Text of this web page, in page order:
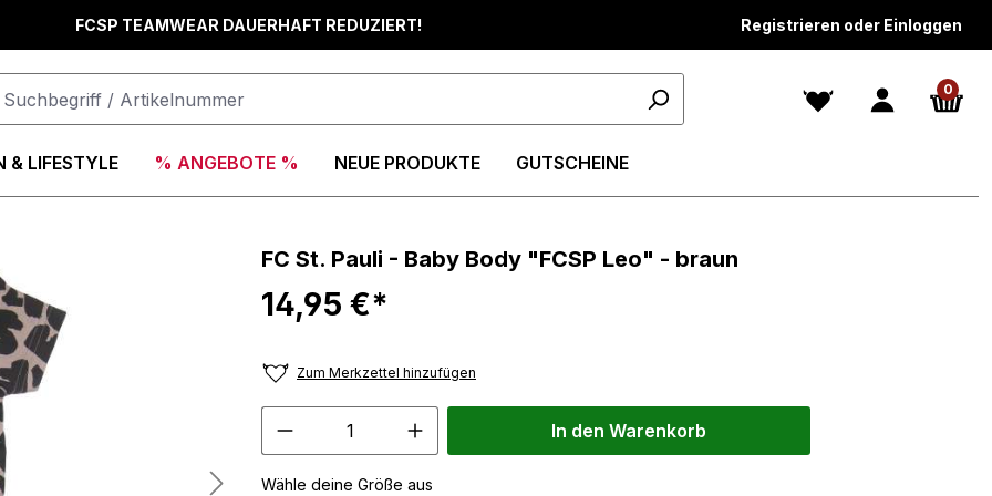
FCSP TEAMWEAR DAUERHAFT REDUZIERT! Registrieren oder Einloggen
0
& LIFESTYLE % ANGEBOTE % NEUE PRODUKTE GUTSCHEINE
FC St. Pauli - Baby Body "FCSP Leo" - braun
14,95 €*
Zum Merkzettel hinzufügen
Wähle deine Größe aus
In den Warenkorb